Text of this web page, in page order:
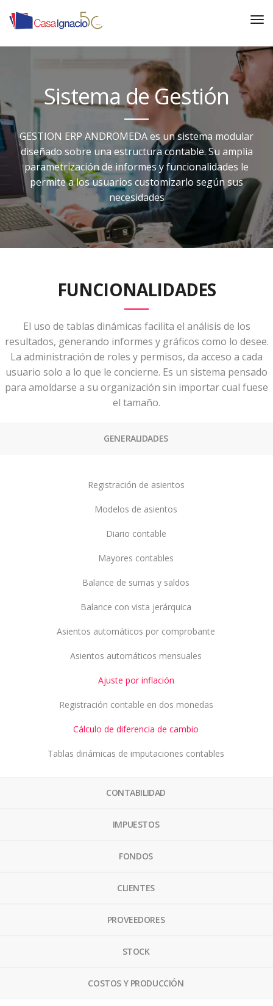
Sistema de Gestión
GESTION ERP ANDROMEDA es un sistema modular
diseñado sobre una estructura contable. Su amplia
parametrización de informes y funcionalidades le
permite a los usuarios customizarlo según sus
necesidades
FUNCIONALIDADES
El uso de tablas dinámicas facilita el análisis de los
resultados, generando informes y gráficos como lo desee.
La administración de roles y permisos, da acceso a cada
usuario solo a lo que le concierne. Es un sistema pensado
para amoldarse a su organización sin importar cual fuese
el tamaño.
GENERALIDADES
Registración de asientos
Modelos de asientos
Diario contable
Mayores contables
Balance de sumas y saldos
Balance con vista jerárquica
Asientos automáticos por comprobante
Asientos automáticos mensuales
Ajuste por inflación
Registración contable en dos monedas
Cálculo de diferencia de cambio
Tablas dinámicas de imputaciones contables
CONTABILIDAD
IMPUESTOS
FONDOS
CLIENTES
PROVEEDORES
STOCK
COSTOS Y PRODUCCIÓN